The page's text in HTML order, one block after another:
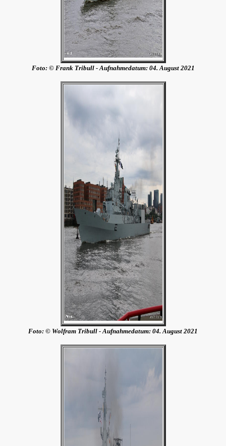
Foto: © Frank Tribull - Aufnahmedatum: 04. August 2021
Foto: © Wolfram Tribull - Aufnahmedatum: 04. August 2021